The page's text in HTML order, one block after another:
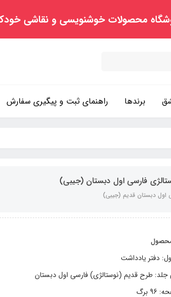
محصولات خوشنویسی و نقاشی
برندها راهنمای ثبت و پیگیری سفارش
فارسی اول دبستان (جیبی)
اول دبستان قدیم (جیبی)
دفتر یادداشت
طرح قدیم (نوستالژی) فارسی اول دبستان
برگ